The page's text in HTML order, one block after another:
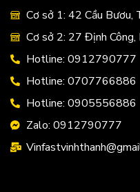
Cơ sở 1: 42 Cầu Bươu,
Cơ sở 2: 27 Định Công,
Hotline: 0912790777
Hotline: 0707766886
Hotline: 0905556886
Zalo: 0912790777